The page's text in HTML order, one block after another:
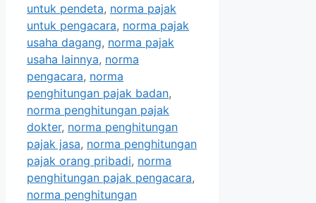
untuk pendeta, norma pajak
untuk pengacara, norma pajak
usaha dagang, norma pajak
usaha lainnya, norma
pengacara, norma
penghitungan pajak badan,
norma penghitungan pajak
dokter, norma penghitungan
pajak jasa, norma penghitungan
pajak orang pribadi, norma
penghitungan pajak pengacara,
norma penghitungan